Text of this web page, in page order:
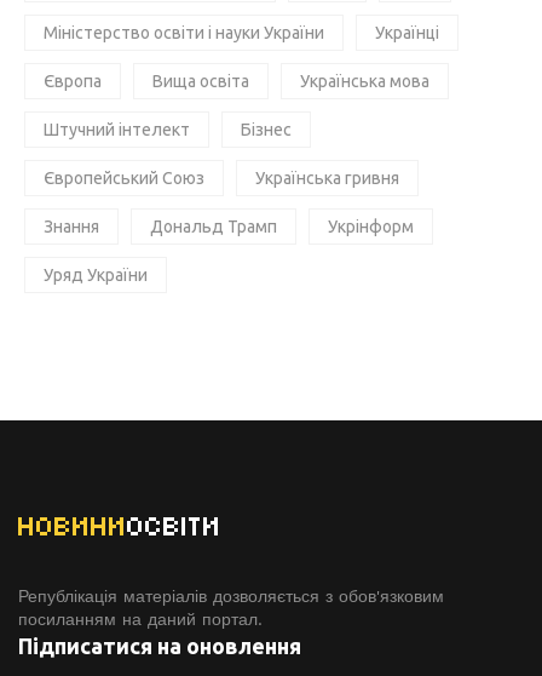
Міністерство освіти і науки України Українці
Європа Вища освіта Українська мова
Штучний інтелект Бізнес
Європейський Союз Українська гривня
Знання Дональд Трамп Укрінформ
Уряд України
НОВИНИОСВІТИ
Републікація матеріалів дозволяється з обов'язковим
посиланням на даний портал.
Підписатися на оновлення